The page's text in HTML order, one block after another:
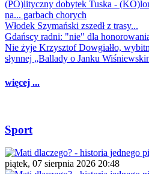
(PO)lityczny dobytek Tuska -
na... garbach chorych
Włodek Szymański zszedł z trasy...
Gdańscy radni: "nie" dla
Nie żyje Krzysztof Dowgiałło,
słynnej „Ballady o Janku
więcej ...
Sport
piątek, 07 sierpnia 2026 20:48